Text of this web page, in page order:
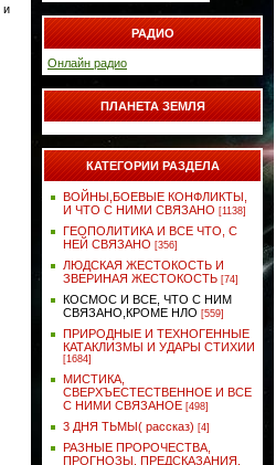
и
РАДИО
Онлайн радио
ПЛАНЕТА ЗЕМЛЯ
КАТЕГОРИИ РАЗДЕЛА
ВОЙНЫ,БОЕВЫЕ КОНФЛИКТЫ,
И ЧТО С НИМИ СВЯЗАНО [1138]
ГЕОПОЛИТИКА И ВСЕ ЧТО, С
НЕЙ СВЯЗАНО [356]
ЛЮДСКАЯ ЖЕСТОКОСТЬ И
ЗВЕРИНАЯ ЖЕСТОКОСТЬ [74]
КОСМОС И ВСЕ, ЧТО С НИМ
СВЯЗАНО,КРОМЕ НЛО [559]
ПРИРОДНЫЕ И ТЕХНОГЕННЫЕ
КАТАКЛИЗМЫ И УДАРЫ СТИХИИ
[1684]
МИСТИКА,
СВЕРХЪЕСТЕСТВЕННОЕ И ВСЕ
С НИМИ СВЯЗАНОЕ [498]
3 ДНЯ ТЬМЫ( рассказ) [4]
РАЗНЫЕ ПРОРОЧЕСТВА,
ПРОГНОЗЫ, ПРЕДСКАЗАНИЯ,